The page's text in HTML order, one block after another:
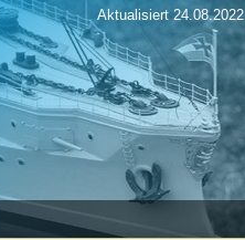
Aktualisiert 24.08.2022